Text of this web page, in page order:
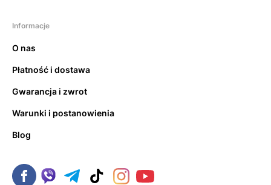
Informacje
O nas
Płatność i dostawa
Gwarancja i zwrot
Warunki i postanowienia
Blog